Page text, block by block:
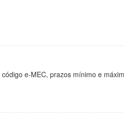
e-MEC, prazos mínimo e